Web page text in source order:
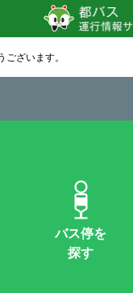
ざいます。
バス停を
探す